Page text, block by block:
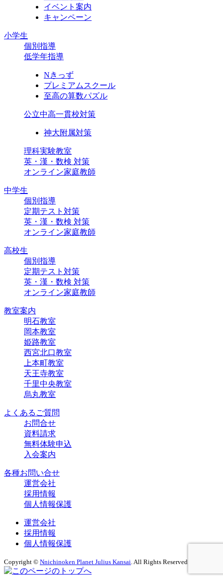
イベント案内
キャンペーン
小学生
個別指導
低学年指導
Nきっず
プレミアムスクール
至高の算数パズル
公立中高一貫校対策
神大附属対策
理科実験教室
英・漢・数検 対策
オンライン家庭教師
中学生
個別指導
定期テスト対策
英・漢・数検 対策
オンライン家庭教師
高校生
個別指導
定期テスト対策
英・漢・数検 対策
オンライン家庭教師
教室案内
明石教室
岡本教室
姫路教室
西宮北口教室
上本町教室
天王寺教室
千里中央教室
烏丸教室
よくあるご質問
お問合せ
資料請求
無料体験申込
入会案内
各種お問い合せ
運営会社
採用情報
個人情報保護
運営会社
採用情報
個人情報保護
Copyright © Nnichinoken Planet Julius Kansai . All Rights Reserved.